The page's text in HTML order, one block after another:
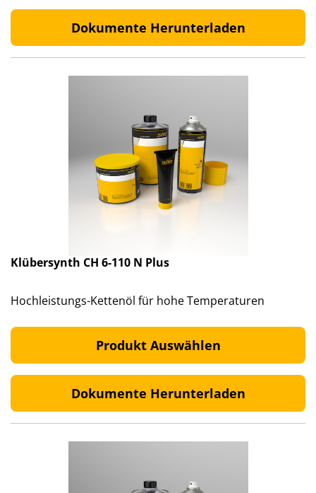
Dokumente Herunterladen
Klübersynth CH 6-110 N Plus
Hochleistungs-Kettenöl für hohe Temperaturen
Produkt Auswählen
Dokumente Herunterladen